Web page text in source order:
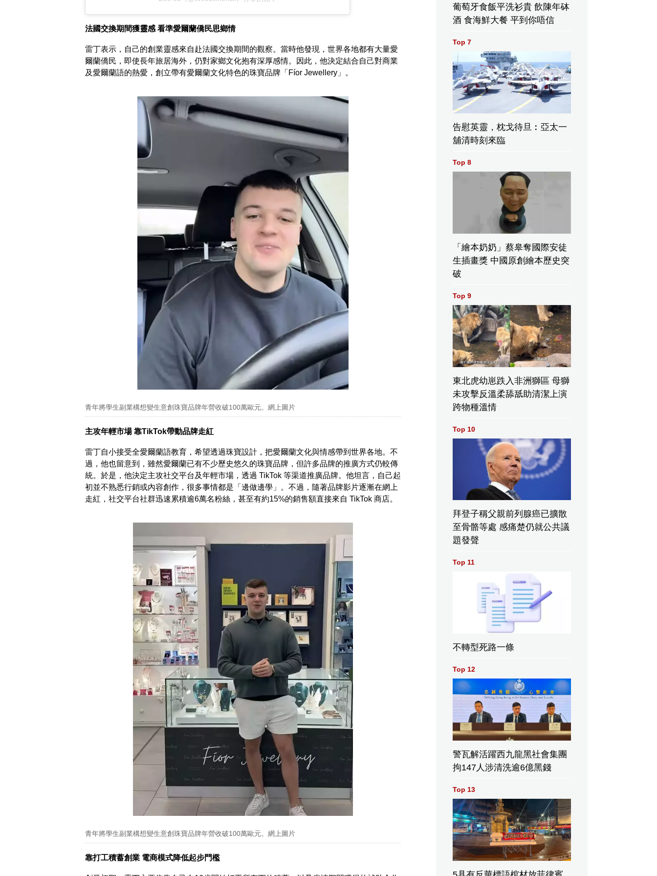
法國交換期間獲靈感 看準愛爾蘭僑民思鄉情
雷丁表示，自己的創業靈感來自赴法國交換期間的觀察。當時他發現，世界各地都有大量愛
爾蘭僑民，即使長年旅居海外，仍對家鄉文化抱有深厚感情。因此，他決定結合自己對商業
及愛爾蘭語的熱愛，創立帶有愛爾蘭文化特色的珠寶品牌「Fíor Jewellery」。
青年將學生副業構想變生意創珠寶品牌年營收破100萬歐元。網上圖片
主攻年輕市場 靠TikTok帶動品牌走紅
雷丁自小接受全愛爾蘭語教育，希望透過珠寶設計，把愛爾蘭文化與情感帶到世界各地。不
過，他也留意到，雖然愛爾蘭已有不少歷史悠久的珠寶品牌，但許多品牌的推廣方式仍較傳
統。於是，他決定主攻社交平台及年輕市場，透過 TikTok 等渠道推廣品牌。他坦言，自己起
初並不熟悉行銷或內容創作，很多事情都是「邊做邊學」。不過，隨著品牌影片逐漸在網上
走紅，社交平台社群迅速累積逾6萬名粉絲，甚至有約15%的銷售額直接來自 TikTok 商店。
青年將學生副業構想變生意創珠寶品牌年營收破100萬歐元。網上圖片
靠打工積蓄創業 電商模式降低起步門檻
葡萄牙食飯平洗衫貴 飲陳年砵
酒 食海鮮大餐 平到你唔信
Top 7
告慰英靈，枕戈待旦︰亞太一
舖清時刻來臨
Top 8
「繪本奶奶」蔡皋奪國際安徒
生插畫獎 中國原創繪本歷史突
破
Top 9
東北虎幼崽跌入非洲獅區 母獅
未攻擊反溫柔舔舐助清潔上演
跨物種溫情
Top 10
拜登子稱父親前列腺癌已擴散
至骨骼等處 感痛楚仍就公共議
題發聲
Top 11
不轉型死路一條
Top 12
警瓦解活躍西九龍黑社會集團
拘147人涉清洗逾6億黑錢
Top 13